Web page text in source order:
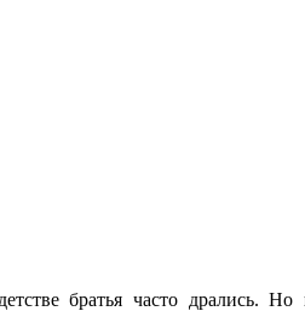
братья часто дрались.